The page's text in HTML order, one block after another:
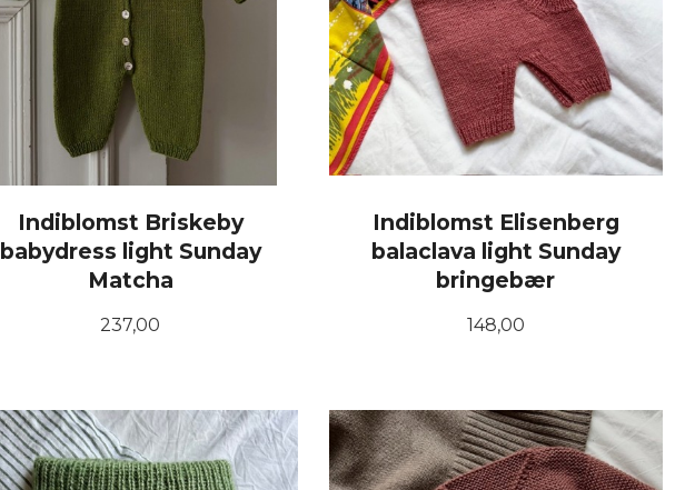
Indiblomst Briskeby
babydress light Sunday
Matcha
Pris
237,00
LES MER
Indiblomst Elisenberg
balaclava light Sunday
bringebær
Pris
148,00
LES MER